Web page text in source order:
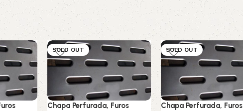
SOLD OUT
Chapa Perfurada, Furos
SOLD OUT
Chapa Perfurada, Furos